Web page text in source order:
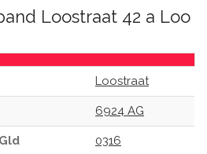
Loostraat 42 a Loo
Loostraat
6924 AG
0316